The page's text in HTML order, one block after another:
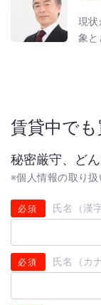
現状
象と
賃貸中でも
秘密厳守、ど
※個人情報の取り扱
必須 氏名（漢字
必須 氏名（カナ